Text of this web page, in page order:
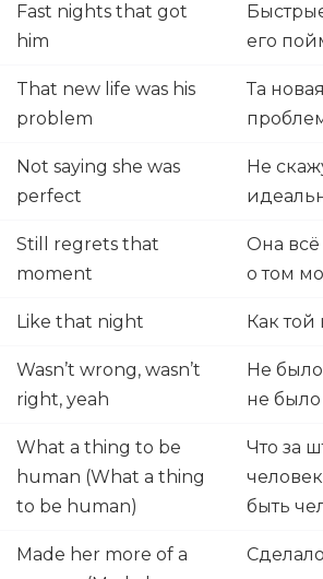
Fast nights that got
him
его
That new life was his
problem
Та
Not saying she was
perfect
Не
Still regrets that
moment
Она всё
о том
Like that night Как
Wasn’t wrong, wasn’t
right, yeah
Не
не
What a thing to be
human (What a thing
to be human)
Что за
быть
Made her more of a